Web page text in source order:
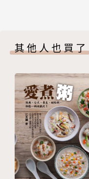
綠屋頂&綠牆＆立體
及相關資材介紹。
【本書特色】
1. 台灣第一本介紹
和綠牆如何接軌綠建
2. 25個經典國外案
例，帶你了解最新
3. 簡介綠屋頂及綠
解基本的概念、工法
3.紐約皇后區布魯克
6.波特蘭路易莎社區
8.日本大阪難波公園
9.日本大阪車站 P.40
10.捷克布拉格中央
11.德國Schlossle
頂 P.46
12.德國EnBW辦公
13.墨西哥 P.50
14.法國P.54
其他人也買了